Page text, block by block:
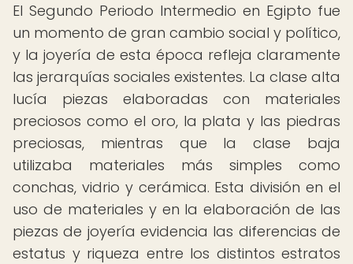
El Segundo Periodo Intermedio en Egipto fue
un momento de gran cambio social y político,
y la joyería de esta época refleja claramente
las jerarquías sociales existentes. La clase alta
lucía piezas elaboradas con materiales
preciosos como el oro, la plata y las piedras
preciosas, mientras que la clase baja
utilizaba materiales más simples como
conchas, vidrio y cerámica. Esta división en el
uso de materiales y en la elaboración de las
piezas de joyería evidencia las diferencias de
estatus y riqueza entre los distintos estratos